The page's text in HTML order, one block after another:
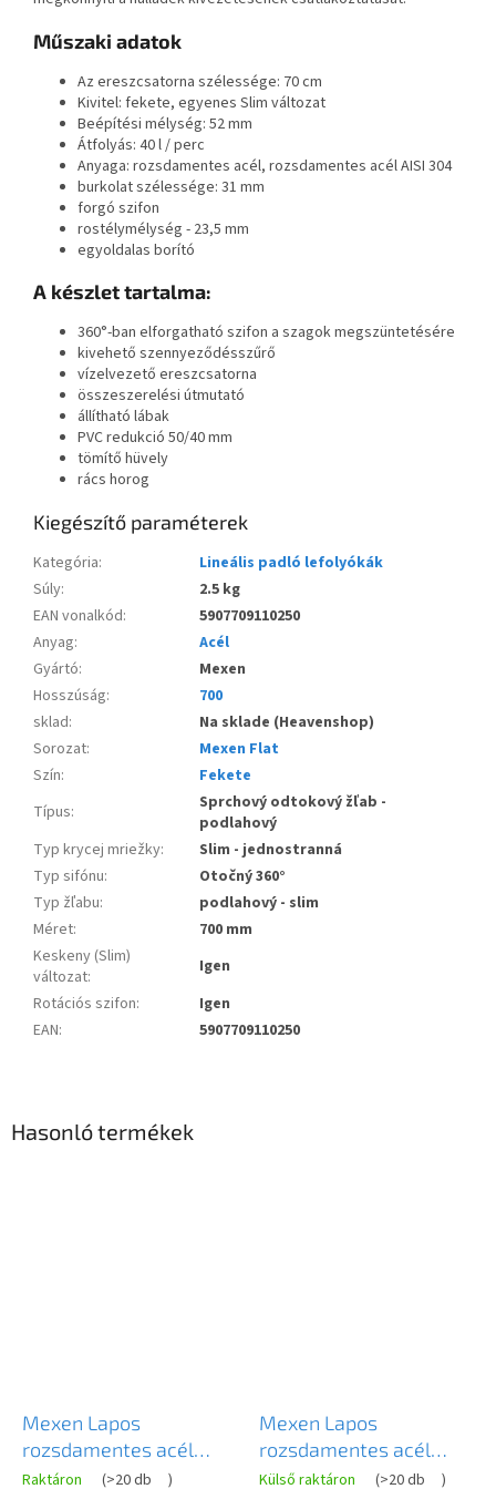
Műszaki adatok
Az ereszcsatorna szélessége: 70 cm
Kivitel: fekete, egyenes Slim változat
Beépítési mélység: 52 mm
Átfolyás: 40 l / perc
Anyaga: rozsdamentes acél, rozsdamentes acél AISI 304
burkolat szélessége: 31 mm
forgó szifon
rostélymélység - 23,5 mm
egyoldalas borító
A készlet tartalma:
360°-ban elforgatható szifon a szagok megszüntetésére
kivehető szennyeződésszűrő
vízelvezető ereszcsatorna
összeszerelési útmutató
állítható lábak
PVC redukció 50/40 mm
tömítő hüvely
rács horog
Kiegészítő paraméterek
Kategória:
Lineális padló lefolyókák
Súly:
2.5 kg
EAN vonalkód:
5907709110250
Anyag:
Acél
Gyártó:
Mexen
Hosszúság:
700
sklad:
Na sklade (Heavenshop)
Sorozat:
Mexen Flat
Szín:
Fekete
Típus:
Sprchový odtokový žľab -
podlahový
Typ krycej mriežky:
Slim - jednostranná
Typ sifónu:
Otočný 360°
Typ žľabu:
podlahový - slim
Méret:
700 mm
Keskeny (Slim)
változat:
Igen
Rotációs szifon:
Igen
EAN: 5907709110250
Hasonló termékek
Mexen Lapos
rozsdamentes acél
zuhanytálca 360°-ban
Raktáron (>20 db )
Mexen Lapos
rozsdamentes acél
zuhanyfolyó 360°-ban
Külső raktáron (>20 db )